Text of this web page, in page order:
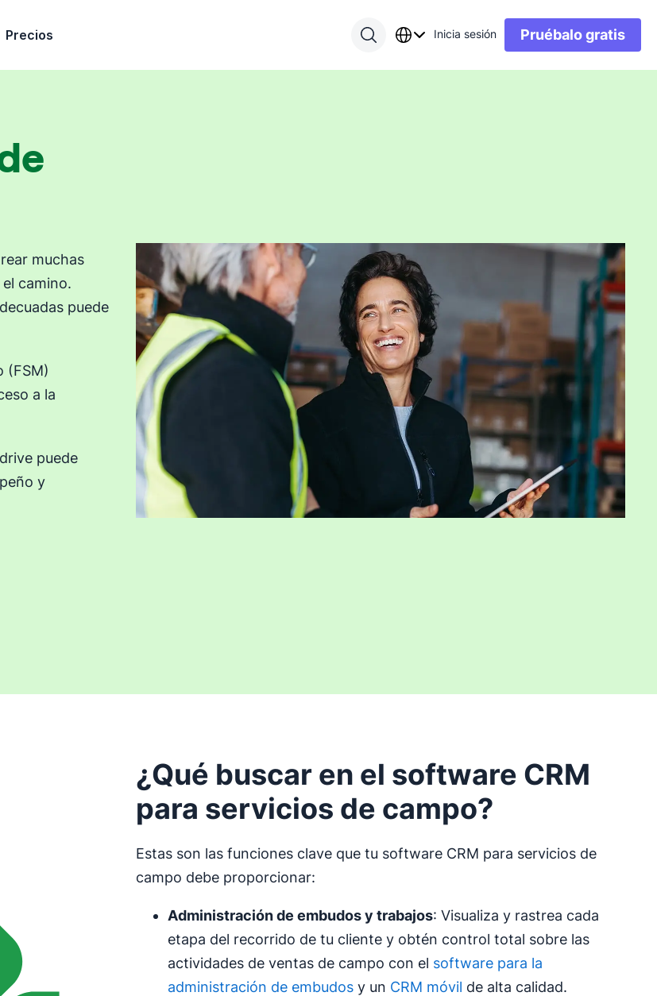
Precios Inicia sesión Pruébalo gratis
muchas
camino.
puede
(FSM)
a la
puede
y
¿Qué buscar en el software CRM
para servicios de campo?
Estas son las funciones clave que tu software CRM para servicios de
campo debe proporcionar:
Administración de embudos y trabajos: Visualiza y rastrea cada
etapa del recorrido de tu cliente y obtén control total sobre las
actividades de ventas de campo con el software para la
administración de embudos y un CRM móvil de alta calidad.